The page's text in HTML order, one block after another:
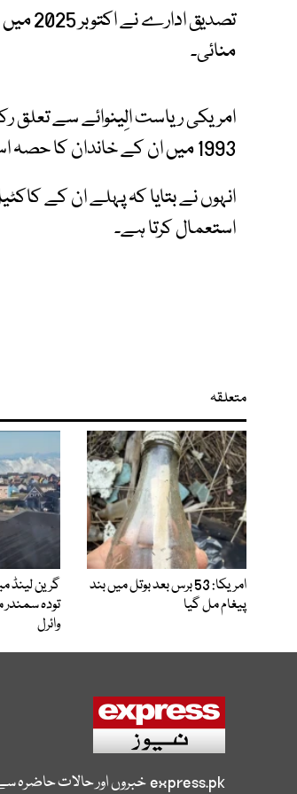
منائی۔
امریکی ریاست الِینوائے سے تعلق
1993 میں ان کے خاندان کا حصہ اس وقت بنا جب وہ صرف چند ہفتوں کا تھا۔
انہوں نے بتایا کہ پہلے ان کے
استعمال کرتا ہے۔
متعلقہ
امریکا: 53 برس بعد بوتل میں بند
پیغام مل گیا
گرین لینڈ
تودہ سمندر
وائرل
express.pkخبروں اور حالات حاضرہ